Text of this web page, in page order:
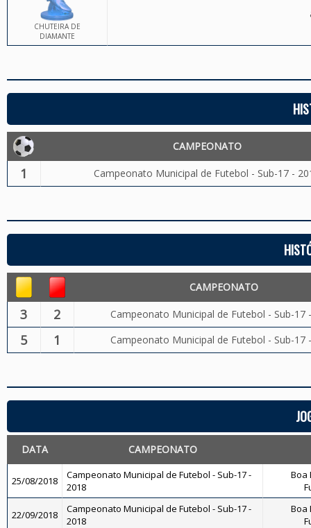
CHUTEIRA DE
DIAMANTE
CAMPEONATO
1 Campeonato Municipal de Futebol - Sub-17 -
CAMPEONATO
3 2 Campeonato Municipal de Futebol - Sub-17
5 1 Campeonato Municipal de Futebol - Sub-17
DATA CAMPEONATO
25/08/2018
Campeonato Municipal de Futebol - Sub-17 -
2018
Boa
22/09/2018
Campeonato Municipal de Futebol - Sub-17 -
2018
Boa